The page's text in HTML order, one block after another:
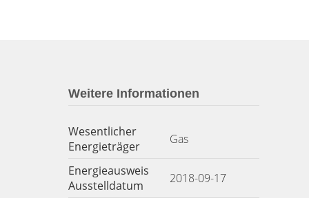
Weitere Informationen
Wesentlicher
Energieträger
Gas
Energieausweis
Ausstelldatum
2018-09-17